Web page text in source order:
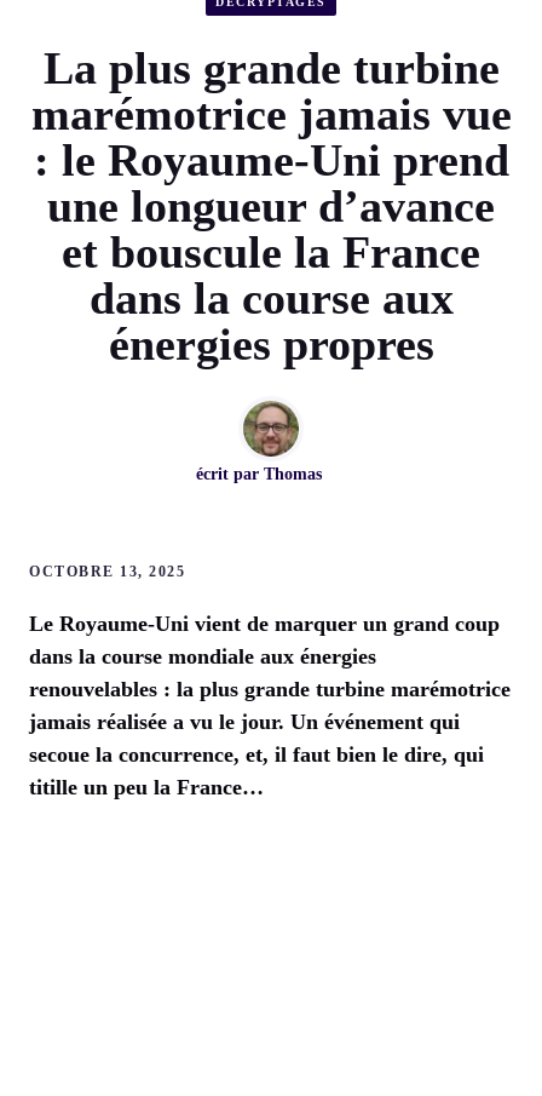
La plus grande turbine
marémotrice jamais vue
: le Royaume-Uni prend
une longueur d’avance
et bouscule la France
dans la course aux
énergies propres
écrit par Thomas
OCTOBRE 13, 2025
Le Royaume-Uni vient de marquer un grand coup
dans la course mondiale aux énergies
renouvelables : la plus grande turbine marémotrice
jamais réalisée a vu le jour. Un événement qui
secoue la concurrence, et, il faut bien le dire, qui
titille un peu la France…